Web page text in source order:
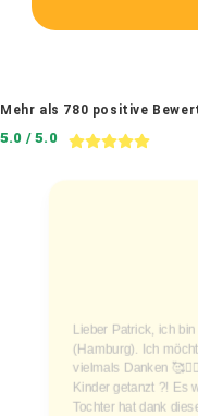
Mehr als 780 positive
5.0 / 5.0
Lieber Patrick, ich
(Hamburg). Ich
vielmals Danken
Kinder getanzt ?! Es
Tochter hat dank